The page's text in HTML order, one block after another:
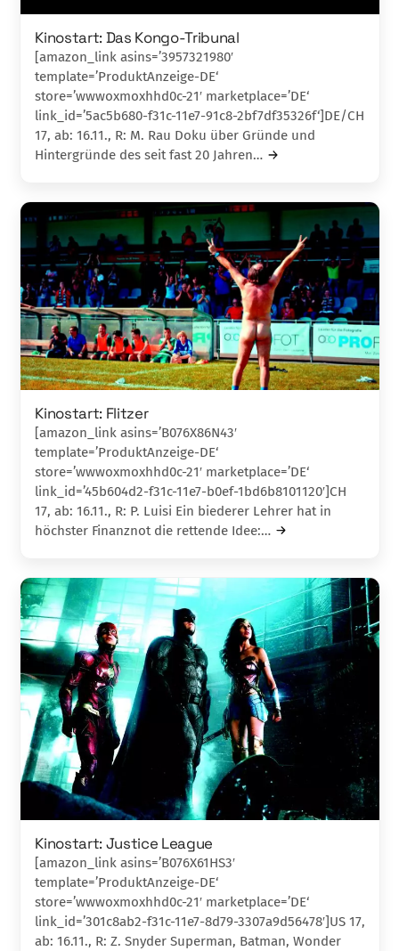
Kinostart: Das Kongo-Tribunal
[amazon_link asins=’3957321980′
template=’ProduktAnzeige-DE‘
store=’wwwoxmoxhhd0c-21′ marketplace=’DE‘
link_id=’5ac5b680-f31c-11e7-91c8-2bf7df35326f‘]DE/CH
17, ab: 16.11., R: M. Rau Doku über Gründe und
Hintergründe des seit fast 20 Jahren…
Kinostart: Flitzer
[amazon_link asins=’B076X86N43′
template=’ProduktAnzeige-DE‘
store=’wwwoxmoxhhd0c-21′ marketplace=’DE‘
link_id=’45b604d2-f31c-11e7-b0ef-1bd6b8101120′]CH
17, ab: 16.11., R: P. Luisi Ein biederer Lehrer hat in
höchster Finanznot die rettende Idee:…
Kinostart: Justice League
[amazon_link asins=’B076X61HS3′
template=’ProduktAnzeige-DE‘
store=’wwwoxmoxhhd0c-21′ marketplace=’DE‘
link_id=’301c8ab2-f31c-11e7-8d79-3307a9d56478′]US 17,
ab: 16.11., R: Z. Snyder Superman, Batman, Wonder